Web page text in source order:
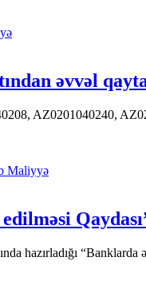
əvvəl
AZ0201040240,
Maliyyə
hazırladığı